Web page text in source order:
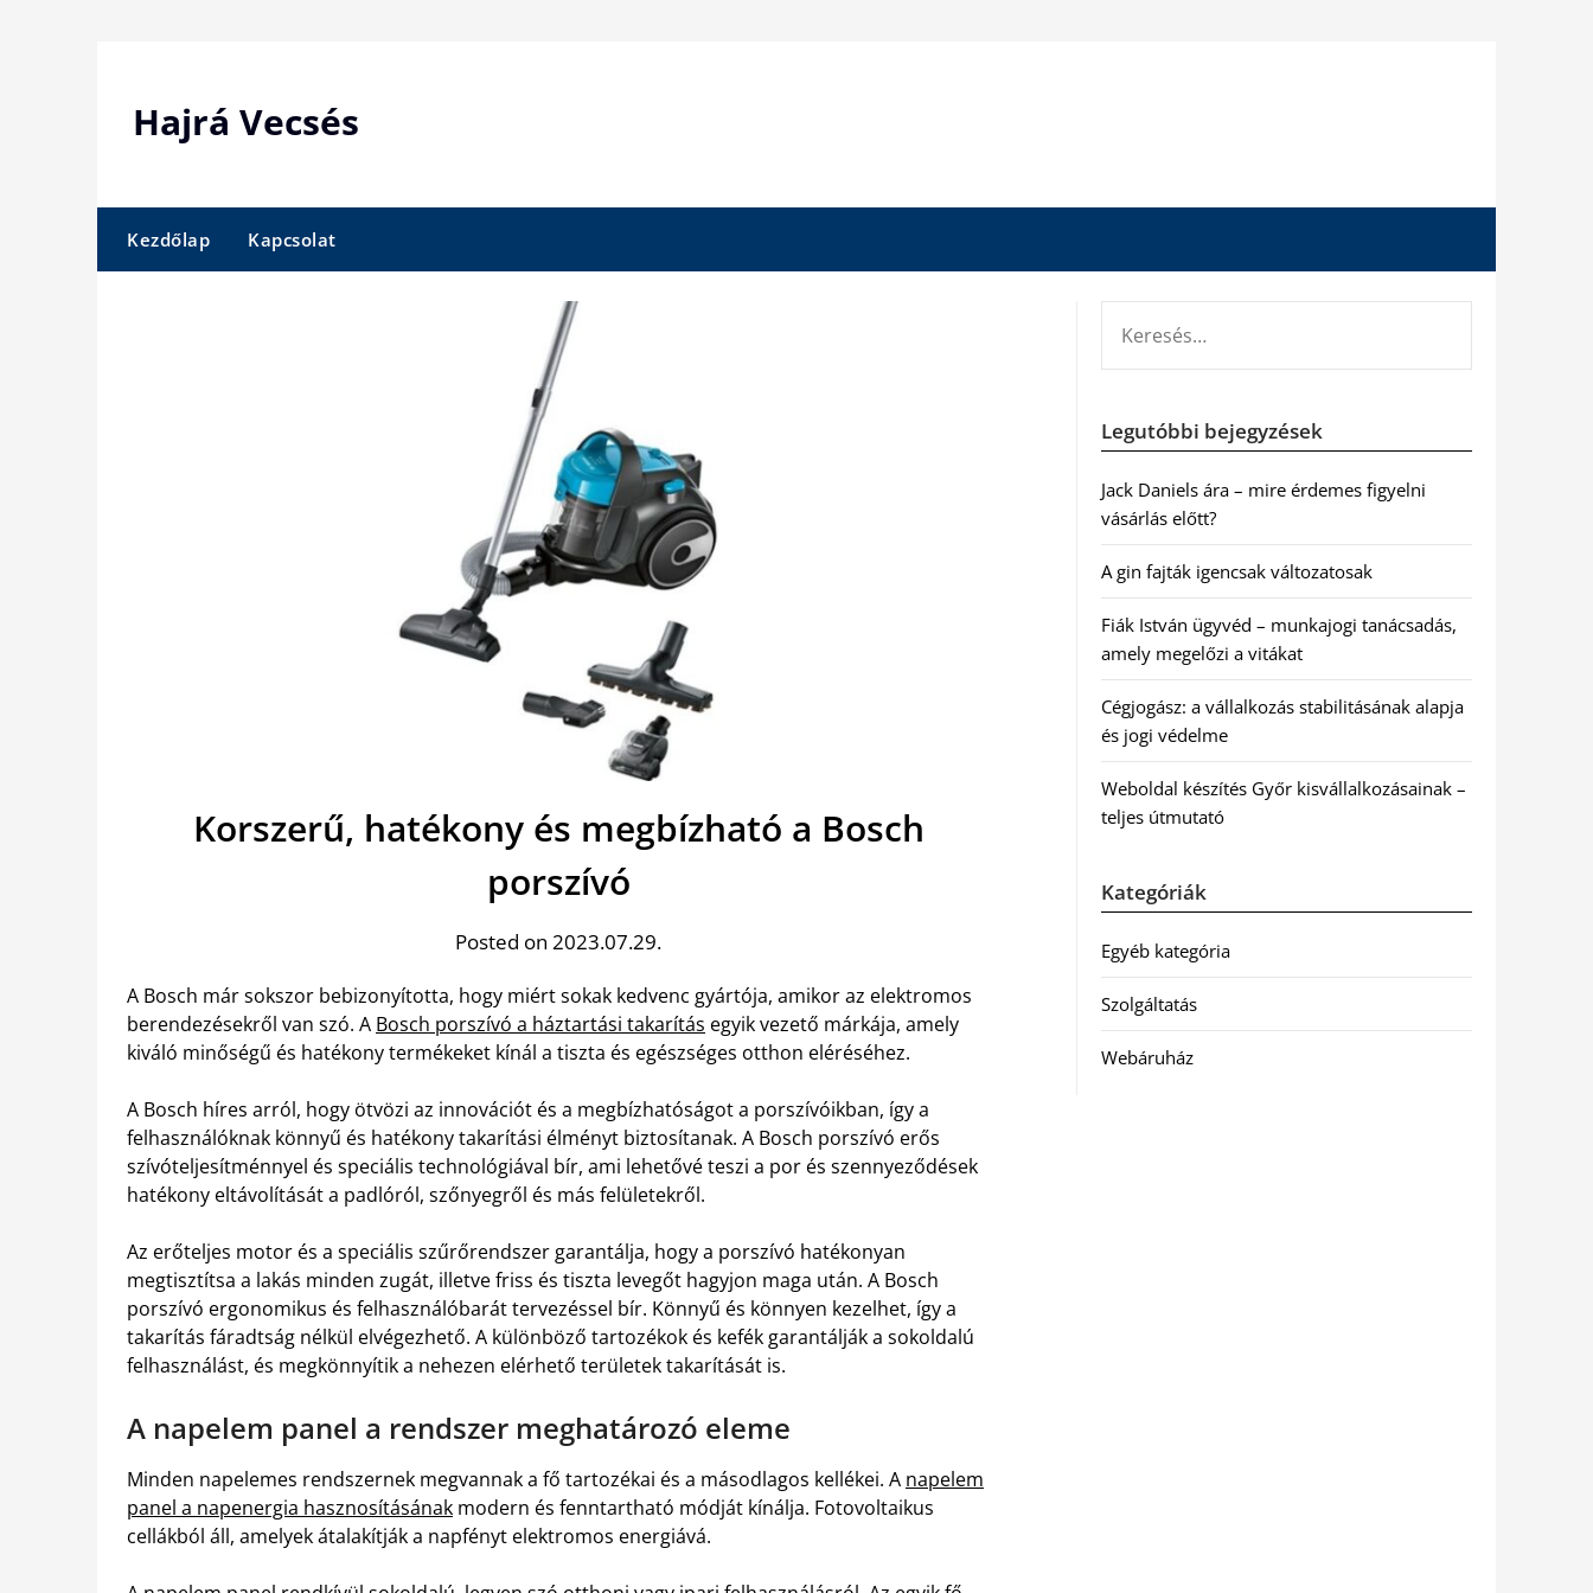
Hajrá Vecsés
Kezdőlap Kapcsolat
Korszerű, hatékony és megbízható a Bosch
porszívó
Posted on 2023.07.29.
A Bosch már sokszor bebizonyította, hogy miért sokak kedvenc gyártója, amikor az elektromos
berendezésekről van szó. A Bosch porszívó a háztartási takarítás egyik vezető márkája, amely
kiváló minőségű és hatékony termékeket kínál a tiszta és egészséges otthon eléréséhez.
A Bosch híres arról, hogy ötvözi az innovációt és a megbízhatóságot a porszívóikban, így a
felhasználóknak könnyű és hatékony takarítási élményt biztosítanak. A Bosch porszívó erős
szívóteljesítménnyel és speciális technológiával bír, ami lehetővé teszi a por és szennyeződések
hatékony eltávolítását a padlóról, szőnyegről és más felületekről.
Az erőteljes motor és a speciális szűrőrendszer garantálja, hogy a porszívó hatékonyan
megtisztítsa a lakás minden zugát, illetve friss és tiszta levegőt hagyjon maga után. A Bosch
porszívó ergonomikus és felhasználóbarát tervezéssel bír. Könnyű és könnyen kezelhet, így a
takarítás fáradtság nélkül elvégezhető. A különböző tartozékok és kefék garantálják a sokoldalú
felhasználást, és megkönnyítik a nehezen elérhető területek takarítását is.
A napelem panel a rendszer meghatározó eleme
Minden napelemes rendszernek megvannak a fő tartozékai és a másodlagos kellékei. A napelem
panel a napenergia hasznosításának modern és fenntartható módját kínálja. Fotovoltaikus
cellákból áll, amelyek átalakítják a napfényt elektromos energiává.
Legutóbbi bejegyzések
Jack Daniels ára – mire érdemes figyelni
vásárlás előtt?
A gin fajták igencsak változatosak
Fiák István ügyvéd – munkajogi tanácsadás,
amely megelőzi a vitákat
Cégjogász: a vállalkozás stabilitásának alapja
és jogi védelme
Weboldal készítés Győr kisvállalkozásainak –
teljes útmutató
Kategóriák
Egyéb kategória
Szolgáltatás
Webáruház